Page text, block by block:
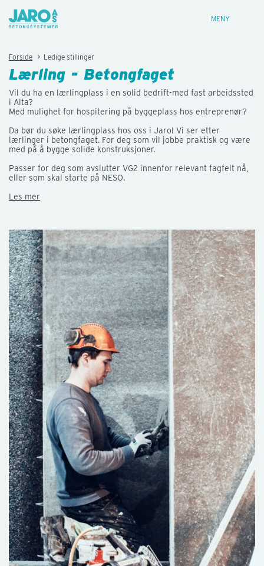
MENY
Forside > Ledige stillinger
Lærling - Betongfaget
Vil du ha en lærlingplass i en solid bedrift-med fast arbeidssted
i Alta?
Med mulighet for hospitering på byggeplass hos entreprenør?
Da bør du søke lærlingplass hos oss i Jaro! Vi ser etter
lærlinger i betongfaget. For deg som vil jobbe praktisk og være
med på å bygge solide konstruksjoner.
Passer for deg som avslutter VG2 innenfor relevant fagfelt nå,
eller som skal starte på NESO.
Les mer